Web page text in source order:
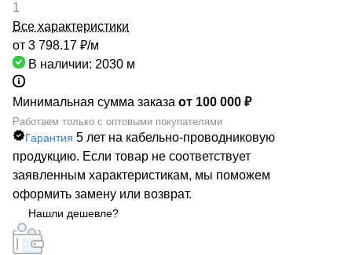
1
Все характеристики
от 3 798.17 ₽/м
В наличии: 2030 м
Минимальная сумма заказа от 100 000 ₽
Работаем только с оптовыми покупателями
Гарантия 5 лет на кабельно-проводниковую
продукцию. Если товар не соответствует
заявленным характеристикам, мы поможем
оформить замену или возврат.
Нашли дешевле?